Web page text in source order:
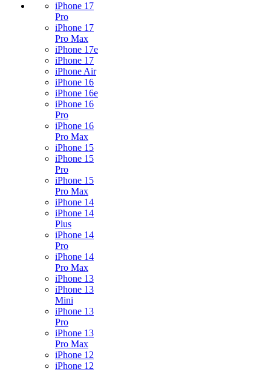
iPhone 17
Pro
iPhone 17
Pro Max
iPhone 17e
iPhone 17
iPhone Air
iPhone 16
iPhone 16e
iPhone 16
Pro
iPhone 16
Pro Max
iPhone 15
iPhone 15
Pro
iPhone 15
Pro Max
iPhone 14
iPhone 14
Plus
iPhone 14
Pro
iPhone 14
Pro Max
iPhone 13
iPhone 13
Mini
iPhone 13
Pro
iPhone 13
Pro Max
iPhone 12
iPhone 12